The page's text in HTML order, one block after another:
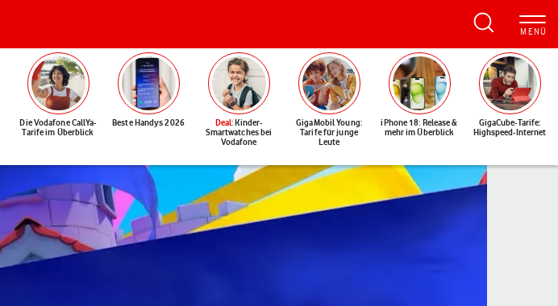
Die Vodafone CallYa-
Tarife im Überblick
Beste Handys 2026 Deal: Kinder-
Smartwatches bei
Vodafone
GigaMobil Young:
Tarife für junge
Leute
iPhone 18: Release &
mehr im Überblick
GigaCube-Tarife:
Highspeed-Internet